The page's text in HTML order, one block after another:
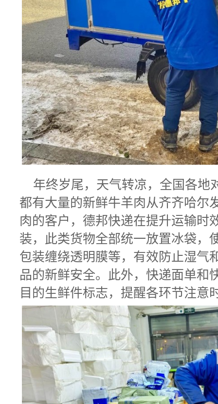
年终岁尾，天气转凉，全国各地
都有大量的新鲜牛羊肉从齐齐哈尔
肉的客户，德邦快递在提升运输时
装，此类货物全部统一放置冰袋，
包装缠绕透明膜等，有效防止湿气
品的新鲜安全。此外，快递面单和
目的生鲜件标志，提醒各环节注意